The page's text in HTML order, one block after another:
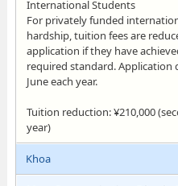
International Students
For privately funded
hardship, tuition fees are
application if they have
required standard. Application
June each year.
Tuition reduction: ¥210,000
year)
Khoa